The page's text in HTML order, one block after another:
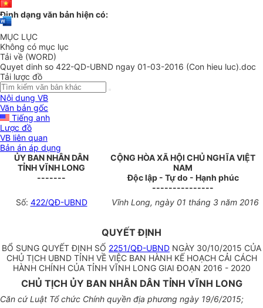
Định dạng văn bản hiện có:
MỤC LỤC
Không có mục lục
Tải về (WORD)
Quyet dinh so 422-QD-UBND ngay 01-03-2016 (Con hieu luc).doc
Tải lược đồ
Nội dung VB
Văn bản gốc
Tiếng anh
Lược đồ
VB liên quan
Bản án áp dụng
ỦY BAN NHÂN DÂN
TỈNH VĨNH LONG
-------
CỘNG HÒA XÃ HỘI CHỦ NGHĨA VIỆT
NAM
Độc lập - Tự do - Hạnh phúc
---------------
Số: 422/QĐ-UBND Vĩnh Long, ngày 01 tháng 3 năm 2016
QUYẾT ĐỊNH
BỔ SUNG QUYẾT ĐỊNH SỐ 2251/QĐ-UBND NGÀY 30/10/2015 CỦA
CHỦ TỊCH UBND TỈNH VỀ VIỆC BAN HÀNH KẾ HOẠCH CẢI CÁCH
HÀNH CHÍNH CỦA TỈNH VĨNH LONG GIAI ĐOẠN 2016 - 2020
CHỦ TỊCH ỦY BAN NHÂN DÂN TỈNH VĨNH LONG
Căn cứ Luật Tổ chức Chính quyền địa phương ngày 19/6/2015;